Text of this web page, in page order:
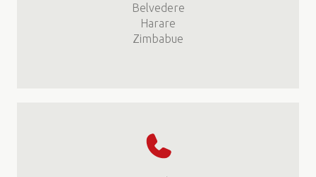
Belvedere
Harare
Zimbabue